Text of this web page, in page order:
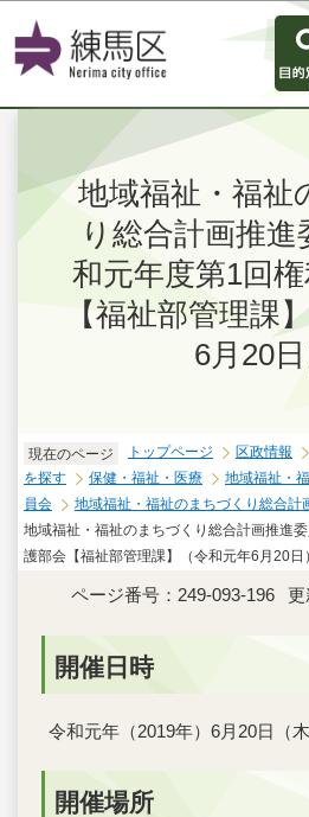
このページの本
地域福祉・福祉
り総合計画推
和元年度第1回
【福祉部管理課
6月20日
現在のページ トップページ 区政情報
を探す
保健・福祉・医療
地域福祉・
員会
地域福祉・福祉のまちづくり総合
地域福祉・福祉のまちづくり総合計画推進
護部会【福祉部管理課】（令和元年6月20日）
ページ番号：249-093-196 更
開催日時
令和元年（2019年）6月20日（
開催場所